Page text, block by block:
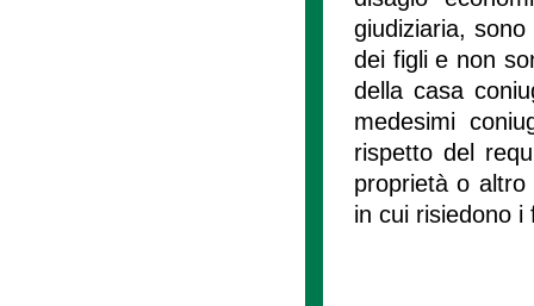
giudiziaria, sono
dei figli e non
della casa
medesimi
rispetto del
proprietà o
in cui risiedono i